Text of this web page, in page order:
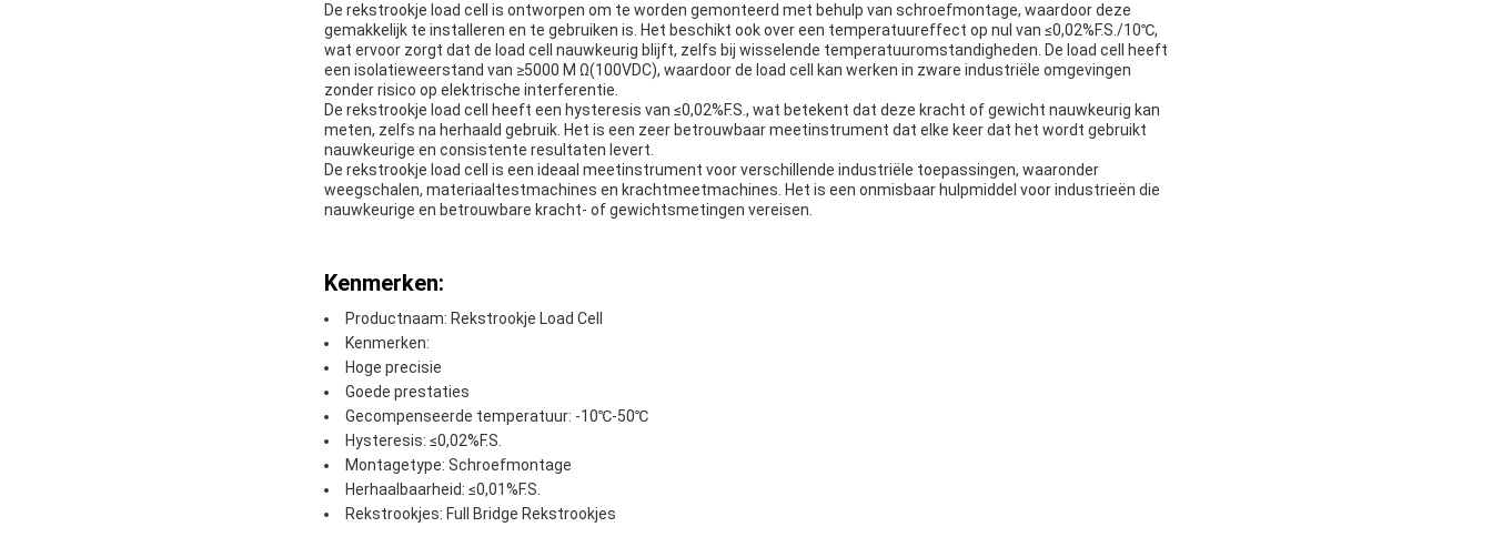
De rekstrookje load cell is ontworpen om te worden gemonteerd met behulp van schroefmontage, waardoor deze
gemakkelijk te installeren en te gebruiken is. Het beschikt ook over een temperatuureffect op nul van ≤0,02%F.S./10℃,
wat ervoor zorgt dat de load cell nauwkeurig blijft, zelfs bij wisselende temperatuuromstandigheden. De load cell heeft
een isolatieweerstand van ≥5000 M Ω(100VDC), waardoor de load cell kan werken in zware industriële omgevingen
zonder risico op elektrische interferentie.
De rekstrookje load cell heeft een hysteresis van ≤0,02%F.S., wat betekent dat deze kracht of gewicht nauwkeurig kan
meten, zelfs na herhaald gebruik. Het is een zeer betrouwbaar meetinstrument dat elke keer dat het wordt gebruikt
nauwkeurige en consistente resultaten levert.
De rekstrookje load cell is een ideaal meetinstrument voor verschillende industriële toepassingen, waaronder
weegschalen, materiaaltestmachines en krachtmeetmachines. Het is een onmisbaar hulpmiddel voor industrieën die
nauwkeurige en betrouwbare kracht- of gewichtsmetingen vereisen.
Kenmerken:
Productnaam: Rekstrookje Load Cell
Kenmerken:
Hoge precisie
Goede prestaties
Gecompenseerde temperatuur: -10℃-50℃
Hysteresis: ≤0,02%F.S.
Montagetype: Schroefmontage
Herhaalbaarheid: ≤0,01%F.S.
Rekstrookjes: Full Bridge Rekstrookjes